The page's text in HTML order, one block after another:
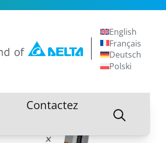
English
Français
Deutsch
Polski
Contactez
Contactez